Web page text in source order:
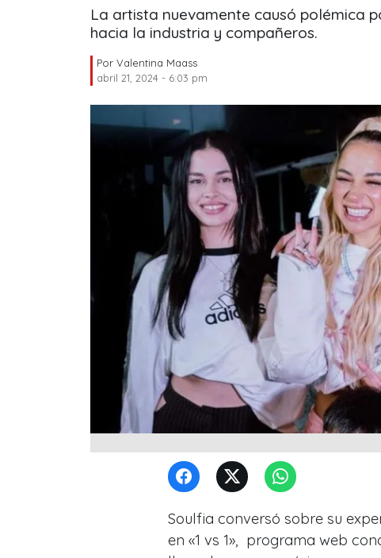
La artista nuevamente causó polémica
hacia la industria y compañeros.
Por Valentina Maass
abril 21, 2024 - 6:03 pm
Soulfia conversó sobre su
en «1 vs 1», programa web